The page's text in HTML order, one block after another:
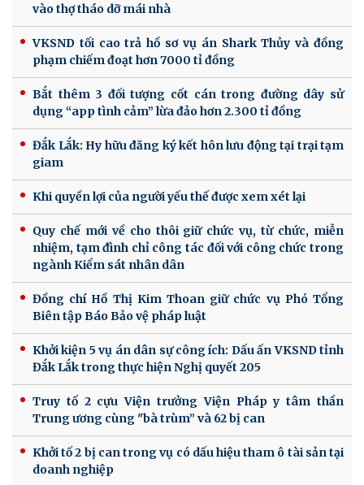
vào thợ tháo dỡ mái nhà
VKSND tối cao trả hồ sơ vụ án Shark Thủy và đồng
phạm chiếm đoạt hơn 7000 tỉ đồng
Bắt thêm 3 đối tượng cốt cán trong đường dây sử
dụng “app tình cảm” lừa đảo hơn 2.300 tỉ đồng
Đắk Lắk: Hy hữu đăng ký kết hôn lưu động tại trại tạm
giam
Khi quyền lợi của người yếu thế được xem xét lại
Quy chế mới về cho thôi giữ chức vụ, từ chức, miễn
nhiệm, tạm đình chỉ công tác đối với công chức trong
ngành Kiểm sát nhân dân
Đồng chí Hồ Thị Kim Thoan giữ chức vụ Phó Tổng
Biên tập Báo Bảo vệ pháp luật
Khởi kiện 5 vụ án dân sự công ích: Dấu ấn VKSND tỉnh
Đắk Lắk trong thực hiện Nghị quyết 205
Truy tố 2 cựu Viện trưởng Viện Pháp y tâm thần
Trung ương cùng "bà trùm” và 62 bị can
Khởi tố 2 bị can trong vụ có dấu hiệu tham ô tài sản tại
doanh nghiệp